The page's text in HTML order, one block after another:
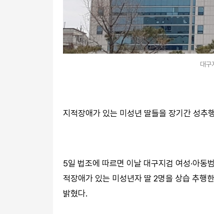
대구
지적장애가 있는 미성년 딸들을 장기간 성추
5일 법조에 따르면 이날 대구지검 여성·아동
적장애가 있는 미성년자 딸 2명을 상습 추행
밝혔다.